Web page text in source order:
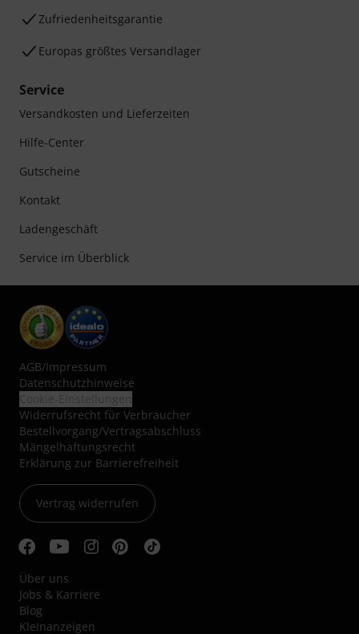
Zufriedenheitsgarantie
Europas größtes Versandlager
Service
Versandkosten und Lieferzeiten
Hilfe-Center
Gutscheine
Kontakt
Ladengeschäft
Service im Überblick
AGB/Impressum
Datenschutzhinweise
Widerrufsrecht für Verbraucher
Bestellvorgang/Vertragsabschluss
Mängelhaftungsrecht
Erklärung zur Barrierefreiheit
Vertrag widerrufen
Über uns
Jobs & Karriere
Blog
Kleinanzeigen